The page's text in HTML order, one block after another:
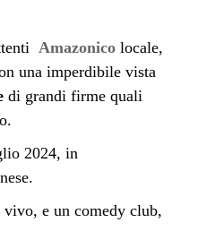
Amazonico locale,
una imperdibile vista
di grandi firme quali
2024, in
vivo, e un comedy club,